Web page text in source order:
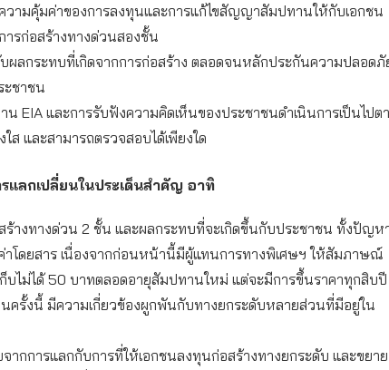
วามคุ้มค่าของการลงทุนและการแก้ไขสัญญาสัมปทานให้กับเอกชน
ารก่อสร้างทางด่วนสองชั้น
ผลกระทบที่เกิดจากการก่อสร้าง ตลอดจนหลักประกันความปลอดภั
ะชาชน
น EIA และการรับฟังความคิดเห็นของประชาชนดำเนินการเป็นไปต
ส และสามารถตรวจสอบได้เพียงใด
แลกเปลี่ยนในประเด็นสำคัญ อาทิ
ร้างทางด่วน 2 ชั้น และผลกระทบที่จะเกิดขึ้นกับประชาชน ทั้งปัญห
าโดยสาร เนื่องจากก่อนหน้านี้มีผู้แทนการทางพิเศษฯ ให้สัมภาษณ์
บไม่ได้ 50 บาทตลอดอายุสัมปทานใหม่ แต่จะมีการขึ้นราคาทุกสิบปี
ครั้งนี้ มีความเกี่ยวข้องผูกพันกับทางยกระดับหลายส่วนที่มีอยู่ใน
ากการแลกกับการที่ให้เอกชนลงทุนก่อสร้างทางยกระดับ และขยาย